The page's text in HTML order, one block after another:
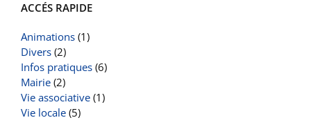
ACCÉS RAPIDE
Animations (1)
Divers (2)
Infos pratiques (6)
Mairie (2)
Vie associative (1)
Vie locale (5)